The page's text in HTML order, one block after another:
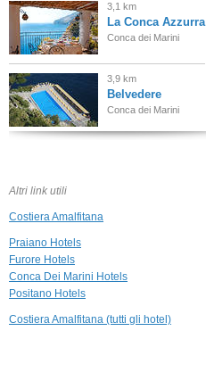
3,1 km
La Conca Azzurra
Conca dei Marini
3,9 km
Belvedere
Conca dei Marini
Positano
Altri link utili
Costiera Amalfitana
Praiano Hotels
Furore Hotels
Conca Dei Marini Hotels
Positano Hotels
Costiera Amalfitana (tutti gli hotel)